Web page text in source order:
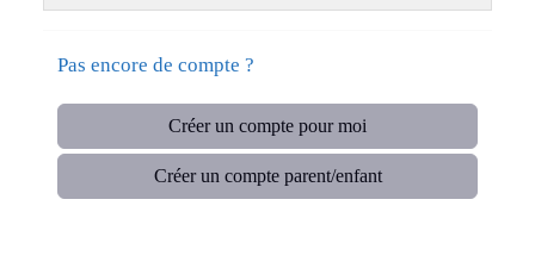
Pas encore de compte ?
Créer un compte pour moi
Créer un compte parent/enfant